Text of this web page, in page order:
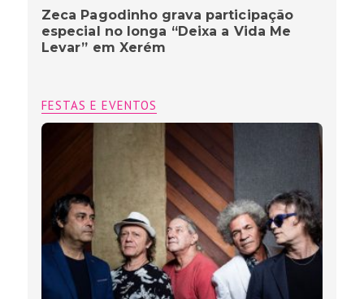
Zeca Pagodinho grava participação
especial no longa “Deixa a Vida Me
Levar” em Xerém
FESTAS E EVENTOS